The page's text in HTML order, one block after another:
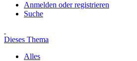
Anmelden oder registrieren
Suche
Dieses Thema
Alles